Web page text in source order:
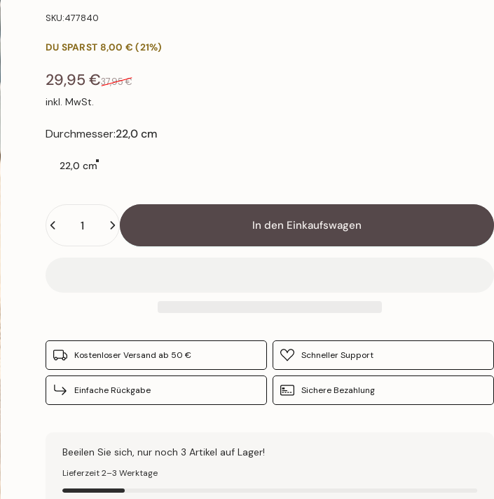
SKU:477840
DU SPARST 8,00 € (21%)
Verkaufspreis
29,95 €
Normaler Preis
37,95 €
inkl. MwSt.
Durchmesser
Durchmesser:22,0 cm
22,0 cm
In den Einkaufswagen
Kostenloser Versand ab 50 € Schneller Support
Einfache Rückgabe Sichere Bezahlung
Beeilen Sie sich, nur noch 3 Artikel auf Lager!
Lieferzeit 2–3 Werktage